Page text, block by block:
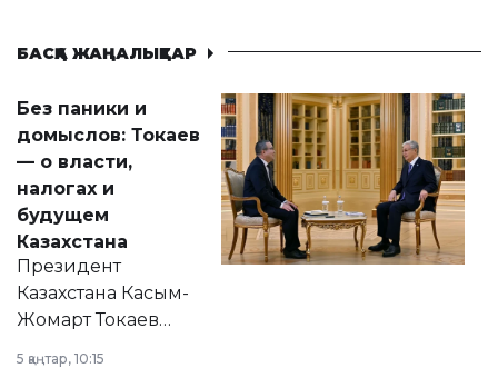
БАСҚА ЖАҢАЛЫҚТАР
Без паники и
домыслов: Токаев
— о власти,
налогах и
будущем
Казахстана
Президент
Казахстана Касым-
Жомарт Токаев
сразу несколько
5 қаңтар, 10:15